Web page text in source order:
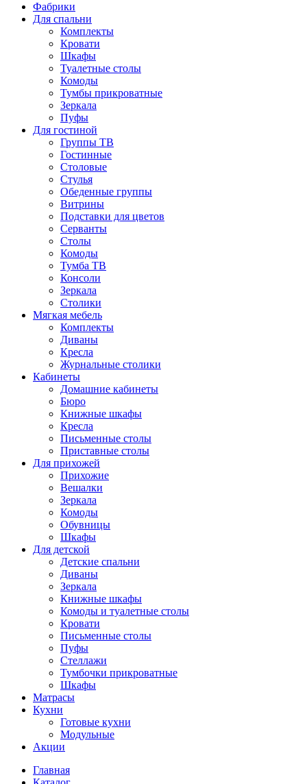
Фабрики
Для спальни
Комплекты
Кровати
Шкафы
Туалетные столы
Комоды
Тумбы прикроватные
Зеркала
Пуфы
Для гостиной
Группы ТВ
Гостинные
Столовые
Стулья
Обеденные группы
Витрины
Подставки для цветов
Серванты
Столы
Комоды
Тумба ТВ
Консоли
Зеркала
Столики
Мягкая мебель
Комплекты
Диваны
Кресла
Журнальные столики
Кабинеты
Домашние кабинеты
Бюро
Книжные шкафы
Кресла
Письменные столы
Приставные столы
Для прихожей
Прихожие
Вешалки
Зеркала
Комоды
Обувницы
Шкафы
Для детской
Детские спальни
Диваны
Зеркала
Книжные шкафы
Комоды и туалетные столы
Кровати
Письменные столы
Пуфы
Стеллажи
Тумбочки прикроватные
Шкафы
Матрасы
Кухни
Готовые кухни
Модульные
Акции
Главная